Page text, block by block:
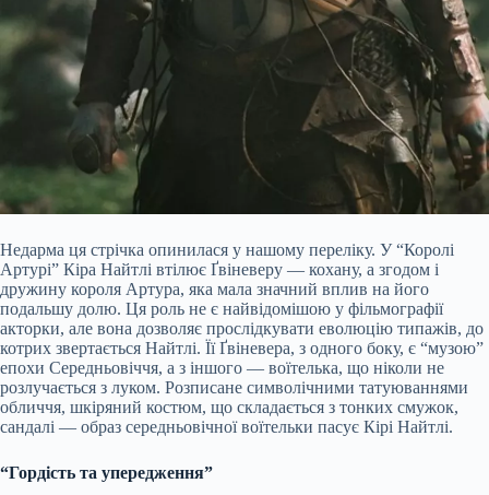
Недарма ця стрічка опинилася у нашому переліку. У “Королі
Артурі” Кіра Найтлі втілює Ґвіневеру — кохану, а згодом і
дружину короля Артура, яка мала значний вплив на його
подальшу долю. Ця роль не є найвідомішою у фільмографії
акторки, але вона дозволяє прослідкувати еволюцію типажів, до
котрих звертається Найтлі. Її Ґвіневера, з одного боку, є “музою”
епохи Середньовіччя, а з іншого — воїтелька, що ніколи не
розлучається з луком. Розписане символічними татуюваннями
обличчя, шкіряний костюм, що складається з тонких смужок,
сандалі — образ середньовічної воїтельки пасує Кірі Найтлі.
“Гордість та упередження”